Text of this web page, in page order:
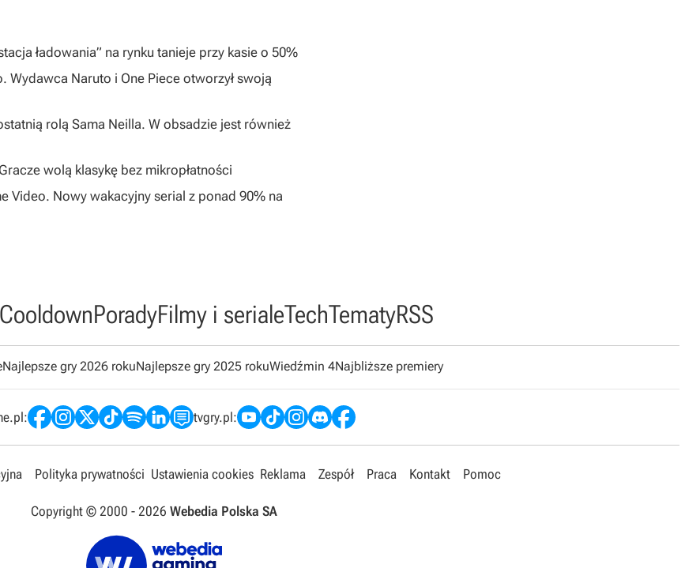
ładowania” na rynku tanieje przy kasie o 50%
Naruto i One Piece otworzył swoją
rolą Sama Neilla. W obsadzie jest również
wolą klasykę bez mikropłatności
Video. Nowy wakacyjny serial z ponad 90% na
PoradyFilmy i serialeTechTematyRSS
Najlepsze gry 2026 rokuNajlepsze gry 2025 rokuWiedźmin 4Najbliższe premiery
tvgry.pl:
Polityka prywatności Ustawienia cookies Reklama Zespół Praca Kontakt Pomoc
Copyright © 2000 - 2026 Webedia Polska SA